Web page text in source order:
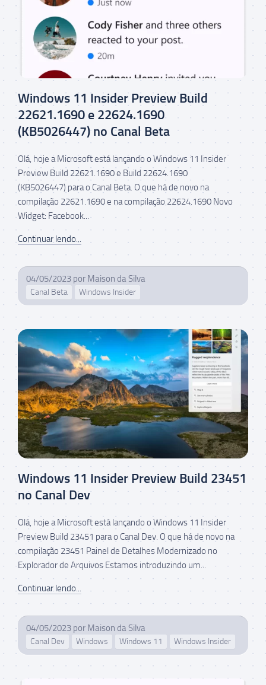
Windows 11 Insider Preview Build
22621.1690 e 22624.1690
(KB5026447) no Canal Beta
Olá, hoje a Microsoft está lançando o Windows 11 Insider
Preview Build 22621.1690 e Build 22624.1690
(KB5026447) para o Canal Beta. O que há de novo na
compilação 22621.1690 e na compilação 22624.1690 Novo
Widget: Facebook...
Continuar lendo...
04/05/2023 por Maison da Silva
Canal Beta Windows Insider
Windows 11 Insider Preview Build 23451
no Canal Dev
Olá, hoje a Microsoft está lançando o Windows 11 Insider
Preview Build 23451 para o Canal Dev. O que há de novo na
compilação 23451 Painel de Detalhes Modernizado no
Explorador de Arquivos Estamos introduzindo um...
Continuar lendo...
04/05/2023 por Maison da Silva
Canal Dev Windows Windows 11 Windows Insider